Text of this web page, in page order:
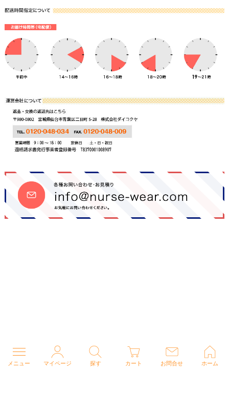
メニュー マイページ 探す カート お問合せ ホーム